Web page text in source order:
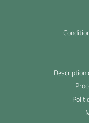
Description